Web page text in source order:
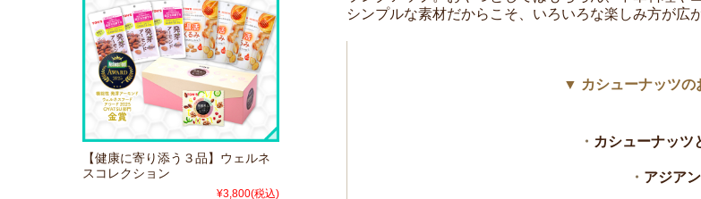
シンプルな素材だからこそ、いろいろな楽しみ方が広
▼ カシューナッツ
・ カシューナッツ
・ アジア
【健康に寄り添う３品】ウェルネ
スコレクション
¥3,800(税込)